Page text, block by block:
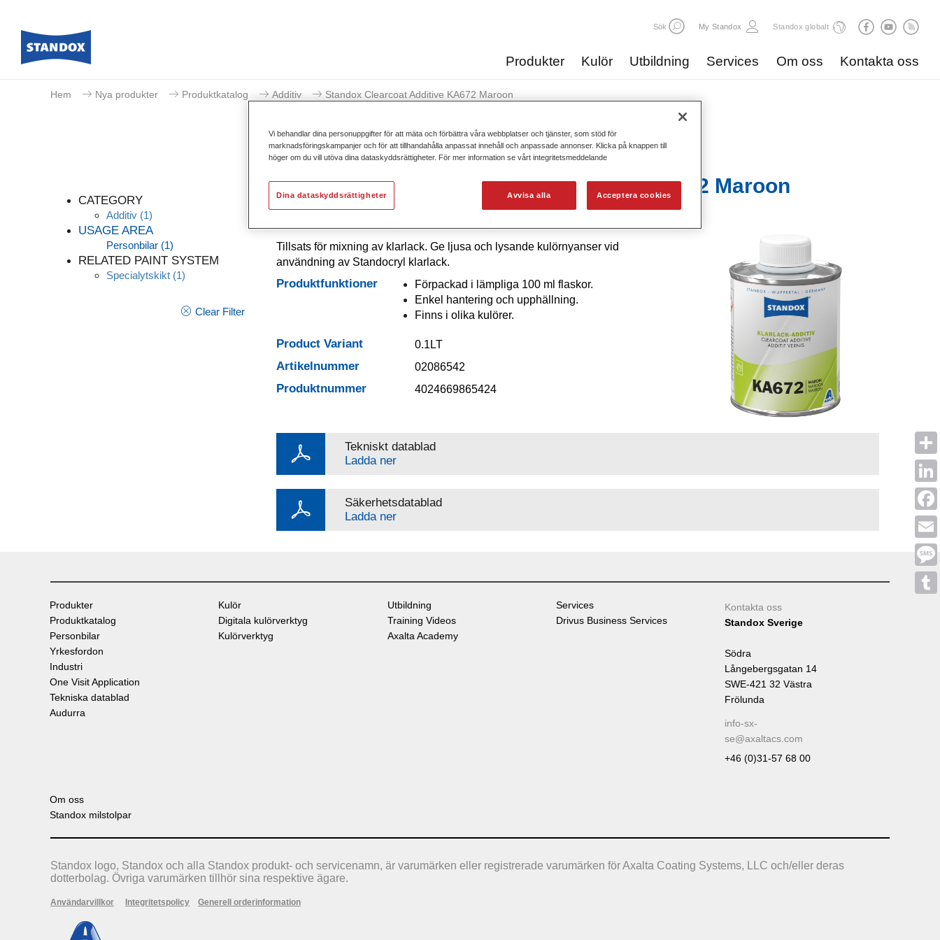
Sök My Standox Standox globalt
Produkter Kulör Utbildning Services Om oss Kontakta oss
Email
Hem Nya produkter Produktkatalog Additiv Standox Clearcoat Additive KA672 Maroon
CATEGORY
Additiv (1)
USAGE AREA
Personbilar (1)
RELATED PAINT SYSTEM
Specialytskikt (1)
Clear Filter
Standox Clearcoat Additive KA672 Maroon
Tillsats för mixning av klarlack. Ge ljusa och lysande kulörnyanser vid
användning av Standocryl klarlack.
Produktfunktioner
Förpackad i lämpliga 100 ml flaskor.
Enkel hantering och upphällning.
Finns i olika kulörer.
Product Variant 0.1LT
Artikelnummer 02086542
Produktnummer 4024669865424
Tekniskt datablad
Ladda ner
Säkerhetsdatablad
Ladda ner
Produkter
Produktkatalog
Personbilar
Yrkesfordon
Industri
One Visit Application
Tekniska datablad
Audurra
Kulör
Digitala kulörverktyg
Kulörverktyg
Utbildning
Training Videos
Axalta Academy
Services
Drivus Business Services
Om oss
Standox milstolpar
Kontakta oss
Standox Sverige
Södra
Långebergsgatan 14
SWE-421 32 Västra
Frölunda
info-sx-
se@axaltacs.com
+46 (0)31-57 68 00
Standox logo, Standox och alla Standox produkt- och servicenamn, är varumärken eller registrerade varumärken för Axalta Coating Systems, LLC och/eller deras
dotterbolag. Övriga varumärken tillhör sina respektive ägare.
Användarvillkor Integritetspolicy Generell orderinformation
Vi behandlar dina personuppgifter för att mäta och förbättra våra webbplatser och tjänster, som stöd för
marknadsföringskampanjer och för att tillhandahålla anpassat innehåll och anpassade annonser. Klicka på knappen till
höger om du vill utöva dina dataskyddsrättigheter. För mer information se vårt integritetsmeddelande
Avvisa alla Acceptera cookies
Dina dataskyddsrättigheter